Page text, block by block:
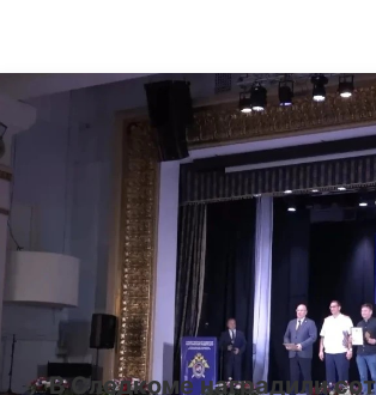
В Следкоме наградили